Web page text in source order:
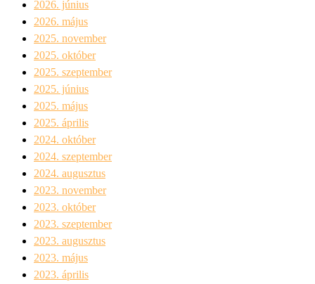
2026. június
2026. május
2025. november
2025. október
2025. szeptember
2025. június
2025. május
2025. április
2024. október
2024. szeptember
2024. augusztus
2023. november
2023. október
2023. szeptember
2023. augusztus
2023. május
2023. április